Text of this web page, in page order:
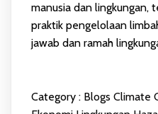
manusia dan lingkungan,
praktik pengelolaan
jawab dan ramah
Category : Blogs Climate